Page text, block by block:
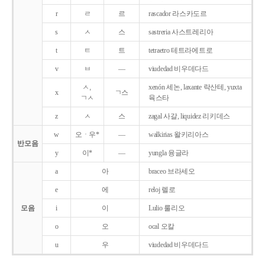
r ㄹ 르 rascador 라스카도르
s ㅅ 스 sastreria 사스트레리아
t ㅌ 트 tetraetro 테트라에트로
v ㅂ ― viudedad 비우데다드
x
ㅅ,
ㄱㅅ
ㄱ스
xenón 세논, laxante 락산테, yuxta
육스타
z ㅅ 스 zagal 사갈, liquidez 리키데스
반모음
w 오ㆍ우* ― walkirias 왈키리아스
y 이* ― yungla 융글라
모음
a 아 braceo 브라세오
e 에 reloj 렐로
i 이 Lulio 룰리오
o 오 ocal 오칼
u 우 viudedad 비우데다드